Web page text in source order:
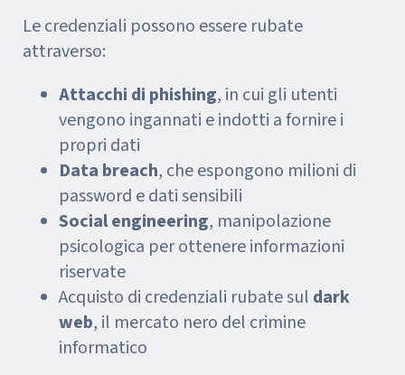
Le credenziali possono essere rubate
attraverso:
Attacchi di phishing, in cui gli utenti
vengono ingannati e indotti a fornire i
propri dati
Data breach, che espongono milioni di
password e dati sensibili
Social engineering, manipolazione
psicologica per ottenere informazioni
riservate
Acquisto di credenziali rubate sul dark
web, il mercato nero del crimine
informatico